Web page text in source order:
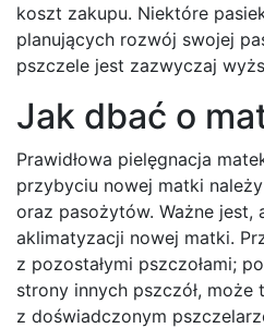
koszt zakupu. Niektóre
planujących rozwój swojej
pszczele jest zazwyczaj
Jak dbać o
Prawidłowa pielęgnacja
przybyciu nowej matki
oraz pasożytów. Ważne
aklimatyzacji nowej matki.
z pozostałymi pszczołami;
strony innych pszczół,
z doświadczonym